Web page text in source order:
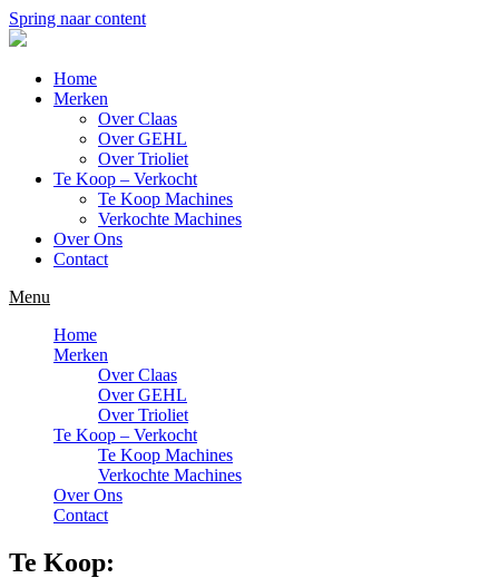
Spring naar content
Home
Merken
Over Claas
Over GEHL
Over Trioliet
Te Koop – Verkocht
Te Koop Machines
Verkochte Machines
Over Ons
Contact
Menu
Home
Merken
Over Claas
Over GEHL
Over Trioliet
Te Koop – Verkocht
Te Koop Machines
Verkochte Machines
Over Ons
Contact
Te Koop: